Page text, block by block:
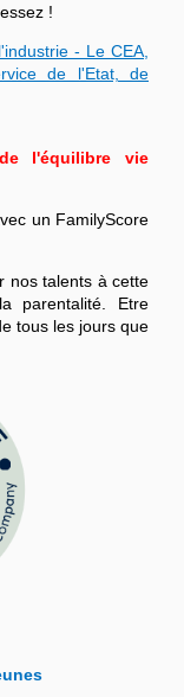
!
- Le CEA,
de l'Etat, de
l'équilibre vie
un FamilyScore
nos talents à cette
parentalité. Etre
tous les jours que